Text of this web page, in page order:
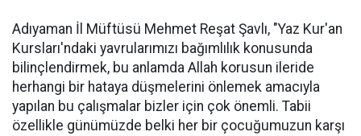
Adıyaman İl Müftüsü Mehmet Reşat Şavlı, "Yaz Kur'an
Kursları'ndaki yavrularımızı bağımlılık konusunda
bilinçlendirmek, bu anlamda Allah korusun ileride
herhangi bir hataya düşmelerini önlemek amacıyla
yapılan bu çalışmalar bizler için çok önemli. Tabii
özellikle günümüzde belki her bir çocuğumuzun karşı